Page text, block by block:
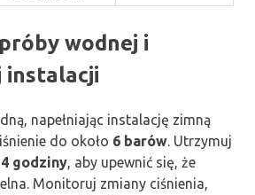
wodnej i
instalacji
napełniając instalację zimną
do około 6 barów . Utrzymuj
godziny , aby upewnić się, że
Monitoruj zmiany ciśnienia,